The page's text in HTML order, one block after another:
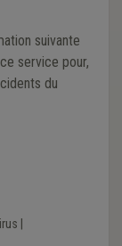
suivante
service pour,
du